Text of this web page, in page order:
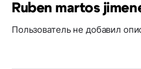
Ruben martos
Пользователь не добавил